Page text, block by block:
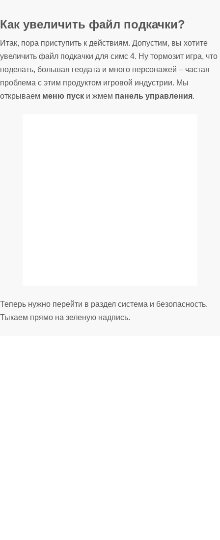
Как увеличить файл подкачки?
Итак, пора приступить к действиям. Допустим, вы хотите
увеличить файл подкачки для симс 4. Ну тормозит игра, что
поделать, большая геодата и много персонажей – частая
проблема с этим продуктом игровой индустрии. Мы
открываем меню пуск и жмем панель управления.
Теперь нужно перейти в раздел система и безопасность.
Тыкаем прямо на зеленую надпись.